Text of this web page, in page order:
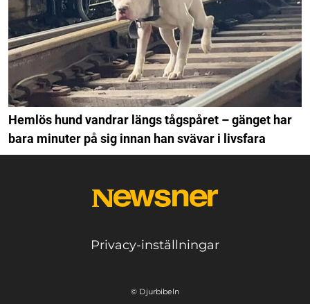
Hemlös hund vandrar längs tågspåret – gänget har
bara minuter på sig innan han svävar i livsfara
Privacy-inställningar
© Djurbibeln